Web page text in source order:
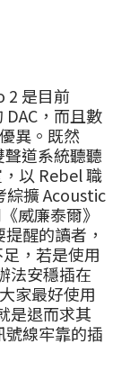
2 是目前
，而且數
異。既然
道系統聽聽
以 Rebel 職
綜擴 Acoustic
威廉泰爾》
醒的讀者，
，若是使用
法安穩插在
家最好使用
是退而求其
線牢靠的插